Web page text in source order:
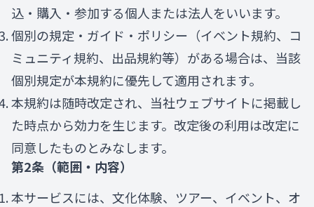
込・購入・参加する個人または法人をいいます。
個別の規定・ガイド・ポリシー（イベント規約、コ
ミュニティ規約、出品規約等）がある場合は、当該
個別規定が本規約に優先して適用されます。
本規約は随時改定され、当社ウェブサイトに掲載し
た時点から効力を生じます。改定後の利用は改定に
同意したものとみなします。
第2条（範囲・内容）
本サービスには、文化体験、ツアー、イベント、オ